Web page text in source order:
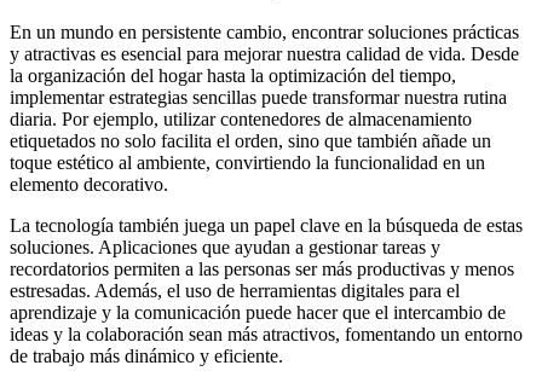
En un mundo en persistente cambio, encontrar soluciones prácticas
y atractivas es esencial para mejorar nuestra calidad de vida. Desde
la organización del hogar hasta la optimización del tiempo,
implementar estrategias sencillas puede transformar nuestra rutina
diaria. Por ejemplo, utilizar contenedores de almacenamiento
etiquetados no solo facilita el orden, sino que también añade un
toque estético al ambiente, convirtiendo la funcionalidad en un
elemento decorativo.
La tecnología también juega un papel clave en la búsqueda de estas
soluciones. Aplicaciones que ayudan a gestionar tareas y
recordatorios permiten a las personas ser más productivas y menos
estresadas. Además, el uso de herramientas digitales para el
aprendizaje y la comunicación puede hacer que el intercambio de
ideas y la colaboración sean más atractivos, fomentando un entorno
de trabajo más dinámico y eficiente.